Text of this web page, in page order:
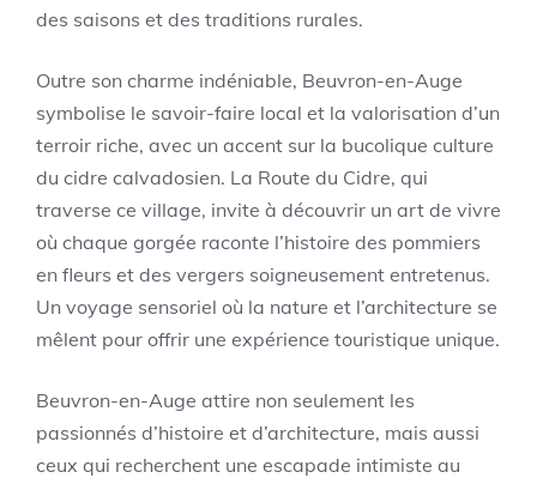
des saisons et des traditions rurales.
Outre son charme indéniable, Beuvron-en-Auge
symbolise le savoir-faire local et la valorisation d’un
terroir riche, avec un accent sur la bucolique culture
du cidre calvadosien. La Route du Cidre, qui
traverse ce village, invite à découvrir un art de vivre
où chaque gorgée raconte l’histoire des pommiers
en fleurs et des vergers soigneusement entretenus.
Un voyage sensoriel où la nature et l’architecture se
mêlent pour offrir une expérience touristique unique.
Beuvron-en-Auge attire non seulement les
passionnés d’histoire et d’architecture, mais aussi
ceux qui recherchent une escapade intimiste au